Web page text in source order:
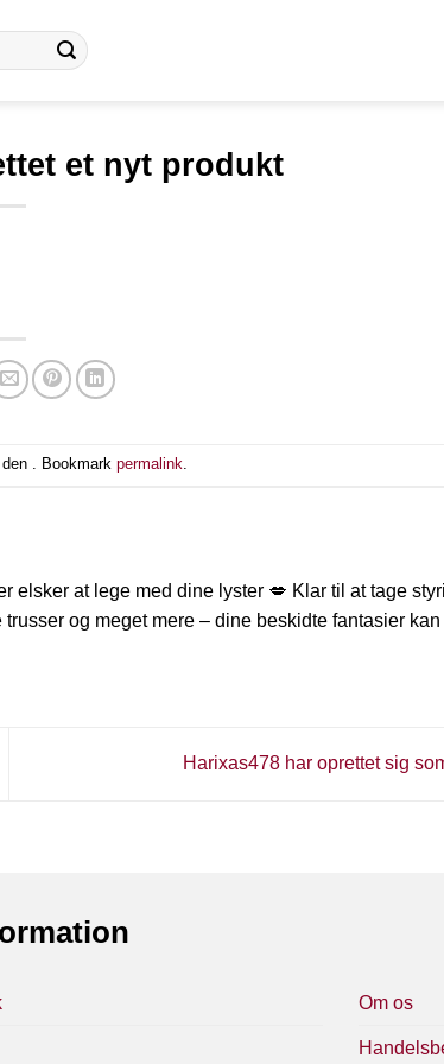
et nyt produkt
. Bookmark permalink
elsker at lege med dine lyster 💋 Klar til at tage
og meget mere – dine beskidte fantasier kan
Harixas478 har oprettet sig
Om os